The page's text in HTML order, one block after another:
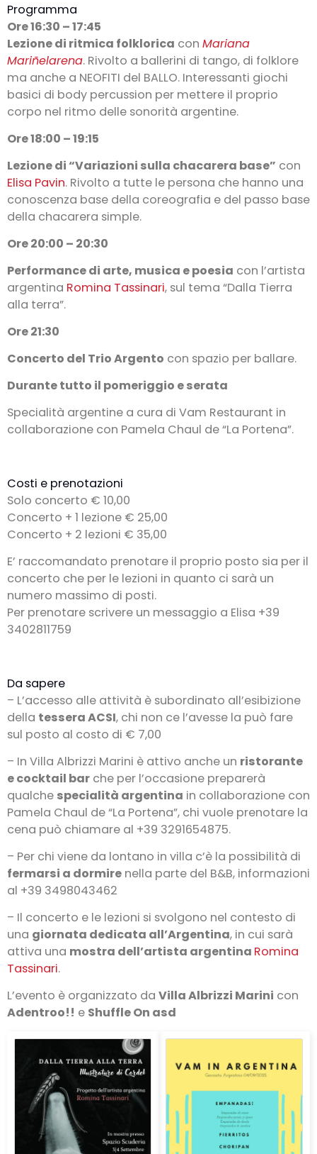
Programma
Ore 16:30 – 17:45
Lezione di ritmica folklorica con Mariana
Mariñelarena. Rivolto a ballerini di tango, di folklore
ma anche a NEOFITI del BALLO. Interessanti giochi
basici di body percussion per mettere il proprio
corpo nel ritmo delle sonorità argentine.
Ore 18:00 – 19:15
Lezione di “Variazioni sulla chacarera base” con
Elisa Pavin. Rivolto a tutte le persona che hanno una
conoscenza base della coreografia e del passo base
della chacarera simple.
Ore 20:00 – 20:30
Performance di arte, musica e poesia con l’artista
argentina Romina Tassinari, sul tema “Dalla Tierra
alla terra”.
Ore 21:30
Concerto del Trio Argento con spazio per ballare.
Durante tutto il pomeriggio e serata
Specialità argentine a cura di Vam Restaurant in
collaborazione con Pamela Chaul de “La Portena”.
Costi e prenotazioni
Solo concerto € 10,00
Concerto + 1 lezione € 25,00
Concerto + 2 lezioni € 35,00
E’ raccomandato prenotare il proprio posto sia per il
concerto che per le lezioni in quanto ci sarà un
numero massimo di posti.
Per prenotare scrivere un messaggio a Elisa +39
3402811759
Da sapere
– L’accesso alle attività è subordinato all’esibizione
della tessera ACSI, chi non ce l’avesse la può fare
sul posto al costo di € 7,00
– In Villa Albrizzi Marini è attivo anche un ristorante
e cocktail bar che per l’occasione preparerà
qualche specialità argentina in collaborazione con
Pamela Chaul de “La Portena”, chi vuole prenotare la
cena può chiamare al +39 3291654875.
– Per chi viene da lontano in villa c’è la possibilità di
fermarsi a dormire nella parte del B&B, informazioni
al +39 3498043462
– Il concerto e le lezioni si svolgono nel contesto di
una giornata dedicata all’Argentina, in cui sarà
attiva una mostra dell’artista argentina Romina
Tassinari.
L’evento è organizzato da Villa Albrizzi Marini con
Adentroo!! e Shuffle On asd